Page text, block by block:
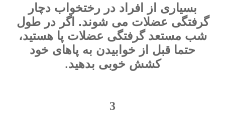
بسیاری از افراد در رختخواب دچار
گرفتگی عضلات می شوند. اگر در طول
شب مستعد گرفتگی عضلات پا هستید،
حتما قبل از خوابیدن به پاهای خود
کشش خوبی بدهید.
3